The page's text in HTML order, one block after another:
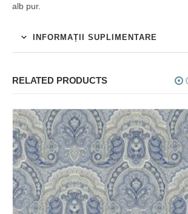
alb pur.
INFORMAȚII SUPLIMENTARE
RELATED PRODUCTS